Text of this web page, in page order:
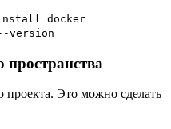
docker
version
проекта. Это можно сделать